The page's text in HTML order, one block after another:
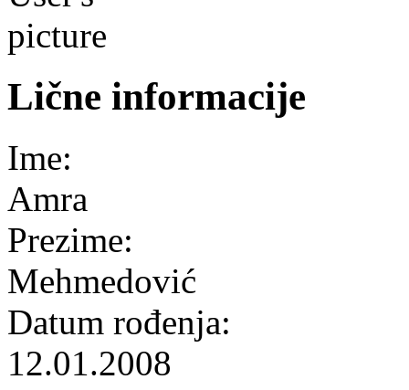
Lične informacije
Ime:
Amra
Prezime:
Mehmedović
Datum rođenja:
12.01.2008